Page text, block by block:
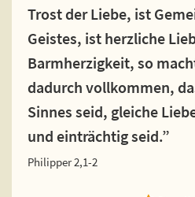
Trost der Liebe, ist
Geistes, ist herzliche
Barmherzigkeit, so
dadurch vollkommen,
Sinnes seid, gleiche
und einträchtig seid.”
Philipper 2,1-2